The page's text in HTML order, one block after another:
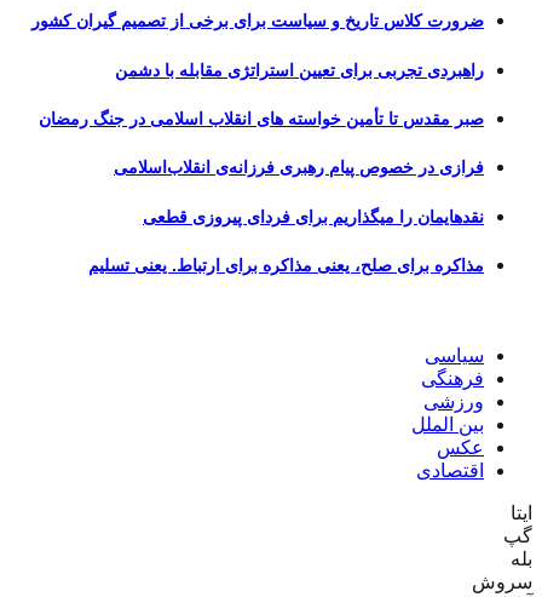
ضرورت کلاس تاریخ و سیاست برای برخی از تصمیم گیران کشور
راهبردی تجربی برای تعیین استراتژی مقابله با دشمن
صبر مقدس تا تأمین خواسته های انقلاب اسلامی در جنگ رمضان
فرازی در خصوص پیام رهبری فرزانه‌ی انقلاب‌اسلامی
نقدهایمان را میگذاریم برای فردای پیروزی قطعی
مذاکره برای صلح، یعنی مذاکره برای ارتباط. یعنی تسلیم
سیاسی
فرهنگی
ورزشی
بین الملل
عکس
اقتصادی
ایتا
گپ
بله
سروش